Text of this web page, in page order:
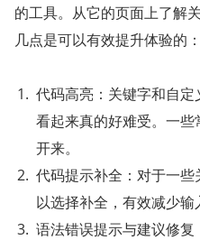
的工具。从它的页面上了解
几点是可以有效提升体验的：
代码高亮：关键字和自定
看起来真的好难受。一
开来。
代码提示补全：对于一
以选择补全，有效减少输
语法错误提示与建议修